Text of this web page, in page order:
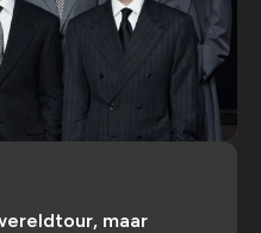
maar